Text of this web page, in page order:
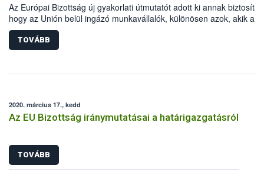
Az Európai Bizottság új gyakorlati útmutatót adott ki annak
hogy az Unión belül ingázó munkavállalók, különösen azok, akik a
koronavírus okozta világjárvány megfékezésében kulcsfontosságú
szerepet töltenek be, akadálytalanul eljuthassanak munkahelyükre.
TOVÁBB
2020. március 17., kedd
Az EU Bizottság iránymutatásai a határigazgatásról
TOVÁBB